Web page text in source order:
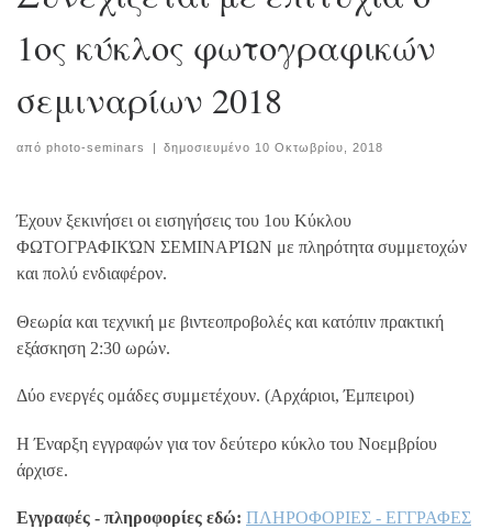
1ος κύκλος φωτογραφικών
σεμιναρίων 2018
από photo-seminars | δημοσιευμένο 10 Οκτωβρίου, 2018
Έχουν ξεκινήσει οι εισηγήσεις του 1ου Κύκλου
ΦΩΤΟΓΡΑΦΙΚΏΝ ΣΕΜΙΝΑΡΊΩΝ με πληρότητα συμμετοχών
και πολύ ενδιαφέρον.
Θεωρία και τεχνική με βιντεοπροβολές και κατόπιν πρακτική
εξάσκηση 2:30 ωρών.
Δύο ενεργές ομάδες συμμετέχουν. (Αρχάριοι, Έμπειροι)
Η Έναρξη εγγραφών για τον δεύτερο κύκλο του Νοεμβρίου
άρχισε.
Εγγραφές - πληροφορίες εδώ: ΠΛΗΡΟΦΟΡΙΕΣ - ΕΓΓΡΑΦΕΣ